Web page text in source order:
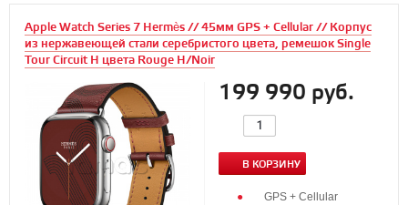
Apple Watch Series 7 Hermès // 45мм GPS + Cellular // Корпус
из нержавеющей стали серебристого цвета, ремешок Single
Tour Circuit H цвета Rouge H/Noir
199 990 руб.
В КОРЗИНУ
GPS + Cellular